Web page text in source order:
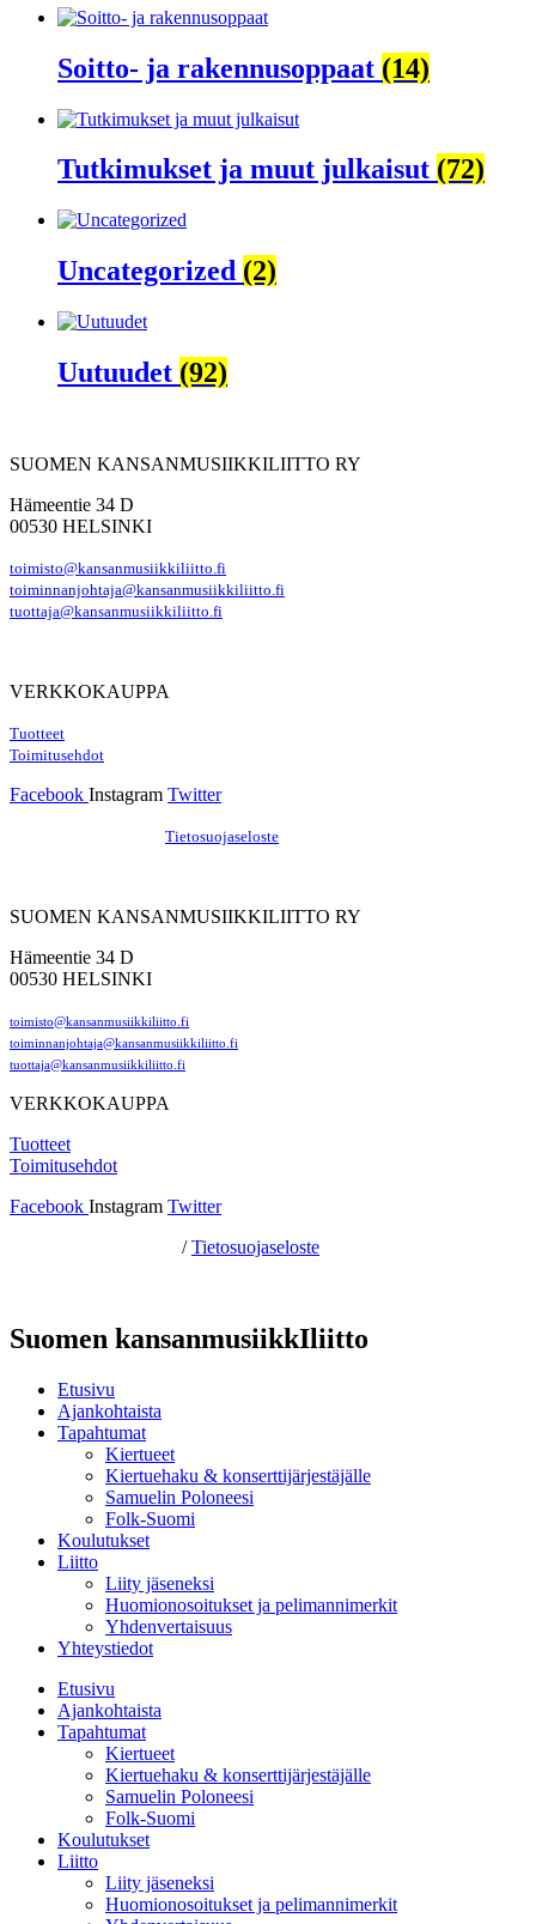
Soitto- ja rakennusoppaat (14)
Tutkimukset ja muut julkaisut (72)
Uncategorized (2)
Uutuudet (92)
SUOMEN KANSANMUSIIKKILIITTO RY
Hämeentie 34 D
00530 HELSINKI
toimisto@kansanmusiikkiliitto.fi
toiminnanjohtaja@kansanmusiikkiliitto.fi
tuottaja@kansanmusiikkiliitto.fi
VERKKOKAUPPA
Tuotteet
Toimitusehdot
Facebook Instagram Twitter
Tietosuojaseloste
SUOMEN KANSANMUSIIKKILIITTO RY
Hämeentie 34 D
00530 HELSINKI
toimisto@kansanmusiikkiliitto.fi
toiminnanjohtaja@kansanmusiikkiliitto.fi
tuottaja@kansanmusiikkiliitto.fi
VERKKOKAUPPA
Tuotteet
Toimitusehdot
Facebook Instagram Twitter
/Tietosuojaseloste
Suomen kansanmusiikkIliitto
Etusivu
Ajankohtaista
Tapahtumat
Kiertueet
Kiertuehaku & konserttijärjestäjälle
Samuelin Poloneesi
Folk-Suomi
Koulutukset
Liitto
Liity jäseneksi
Huomionosoitukset ja pelimannimerkit
Yhdenvertaisuus
Yhteystiedot
Etusivu
Ajankohtaista
Tapahtumat
Kiertueet
Kiertuehaku & konserttijärjestäjälle
Samuelin Poloneesi
Folk-Suomi
Koulutukset
Liitto
Liity jäseneksi
Huomionosoitukset ja pelimannimerkit